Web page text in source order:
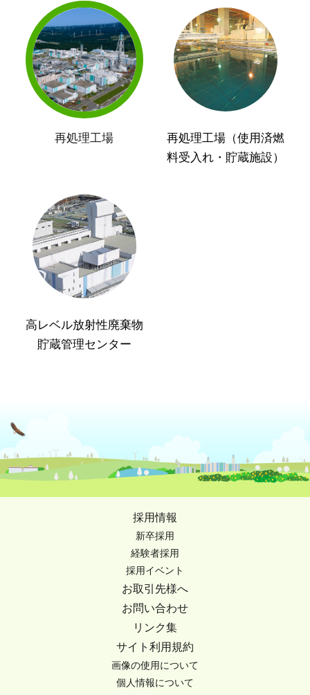
再処理工場
再処理工場（使用済燃
料受入れ・貯蔵施設）
高レベル放射性廃棄物
貯蔵管理センター
採用情報
新卒採用
経験者採用
採用イベント
お取引先様へ
お問い合わせ
リンク集
サイト利用規約
画像の使用について
個人情報について